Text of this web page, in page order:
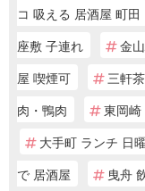
コ 吸える 居酒屋 町田
座敷 子連れ
金
屋 喫煙可
三軒
肉・鴨肉
東岡崎
大手町 ランチ 日
で 居酒屋
曳舟